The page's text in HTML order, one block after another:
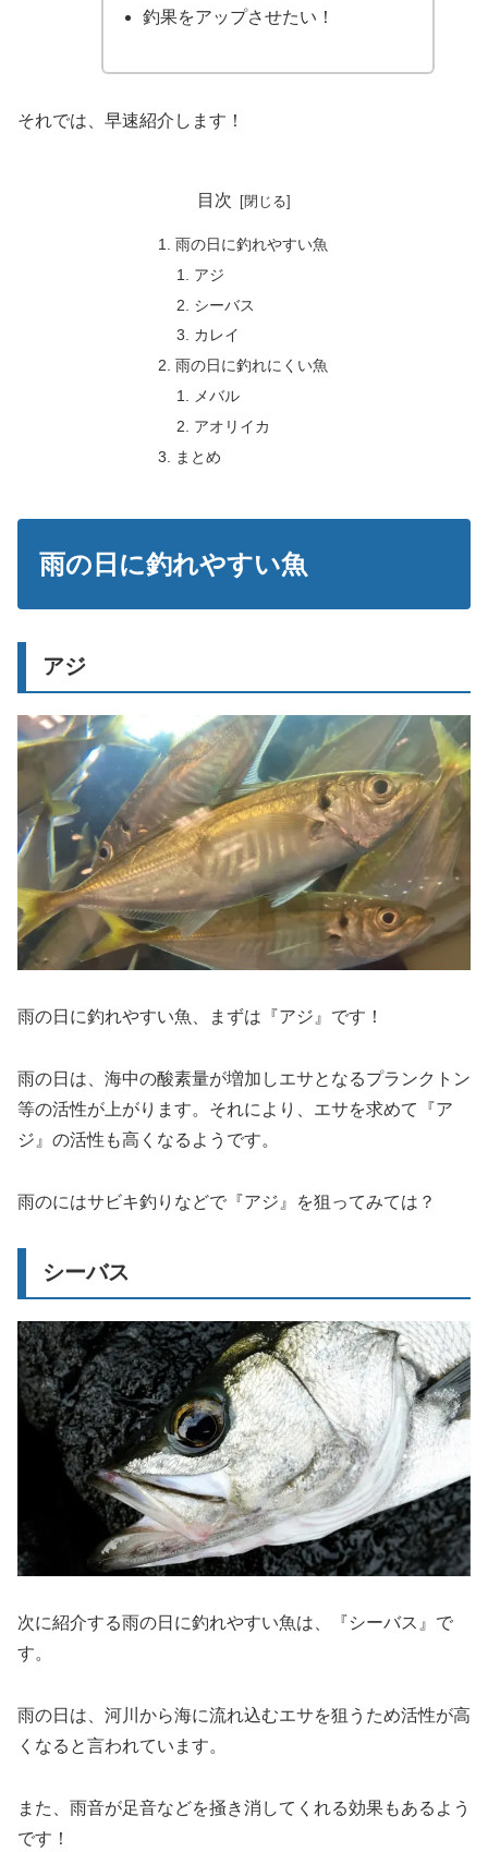
釣果をアップさせたい！
それでは、早速紹介します！
目次
雨の日に釣れやすい魚
アジ
シーバス
カレイ
雨の日に釣れにくい魚
メバル
アオリイカ
まとめ
雨の日に釣れやすい魚
アジ
雨の日に釣れやすい魚、まずは『アジ』です！
雨の日は、海中の酸素量が増加しエサとなるプランクトン
等の活性が上がります。それにより、エサを求めて『ア
ジ』の活性も高くなるようです。
雨のにはサビキ釣りなどで『アジ』を狙ってみては？
シーバス
次に紹介する雨の日に釣れやすい魚は、『シーバス』で
す。
雨の日は、河川から海に流れ込むエサを狙うため活性が高
くなると言われています。
また、雨音が足音などを掻き消してくれる効果もあるよう
です！